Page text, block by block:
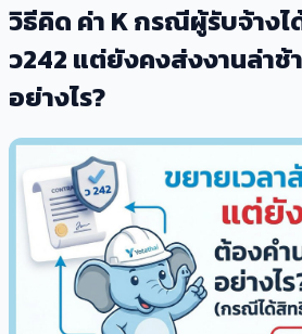
วิธีคิด ค่า K กรณีผู้รับจ้างไ
ว242 แต่ยังคงส่งงานล่า
อย่างไร?